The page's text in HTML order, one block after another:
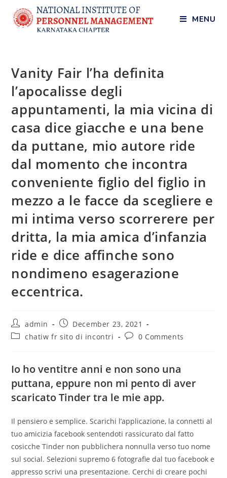
MENU
Vanity Fair l’ha definita
l’apocalisse degli
appuntamenti, la mia vicina di
casa dice giacche e una bene
da puttane, mio autore ride
dal momento che incontra
conveniente figlio del figlio in
mezzo a le facce da scegliere e
mi intima verso scorrerere per
dritta, la mia amica d’infanzia
ride e dice affinche sono
nondimeno esagerazione
eccentrica.
admin
December 23, 2021
chatiw fr sito di incontri
0 Comments
Io ho ventitre anni e non sono una
puttana, eppure non mi pento di aver
scaricato Tinder tra le mie app.
Il pensiero e semplice. Scarichi l’applicazione, la connetti al
tuo amicizia facebook sentendoti rassicurato dal fatto
cosicche Tinder non pubblichera nonnulla verso tuo nome
sul social. Selezioni supremo 6 fotografie dal tuo facebook e
appresso scrivi una presentazione. Cerchi di creare pochi